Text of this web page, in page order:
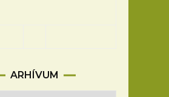
ARHÍVUM
Arhívum